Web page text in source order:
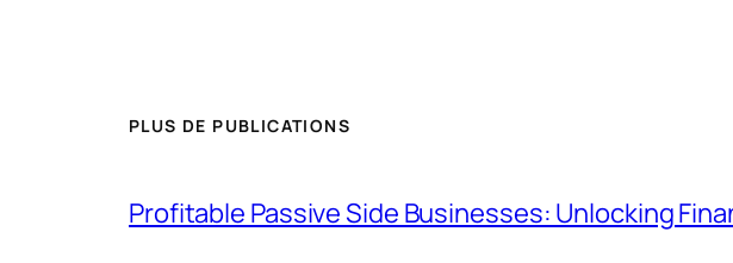
PLUS DE PUBLICATIONS
Profitable Passive Side Businesses: Unlocking